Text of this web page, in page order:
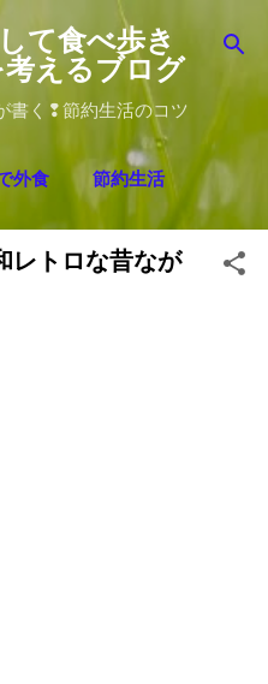
コンテンツに移動
て食べ歩き
えるブログ
書く❢節約生活のコツ
外食 節約生活
レトロな昔なが